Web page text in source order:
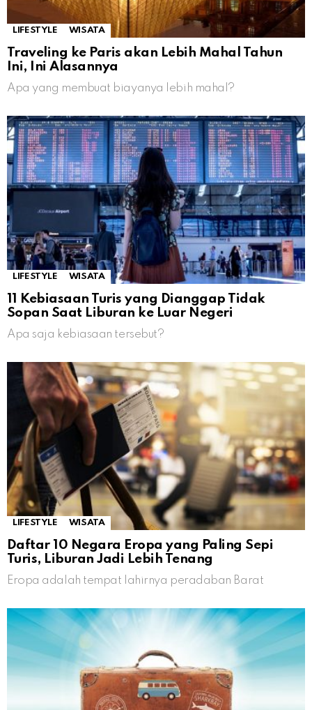
LIFESTYLE WISATA
Traveling ke Paris akan Lebih Mahal Tahun
Ini, Ini Alasannya
Apa yang membuat biayanya lebih mahal?
LIFESTYLE WISATA
11 Kebiasaan Turis yang Dianggap Tidak
Sopan Saat Liburan ke Luar Negeri
Apa saja kebiasaan tersebut?
LIFESTYLE WISATA
Daftar 10 Negara Eropa yang Paling Sepi
Turis, Liburan Jadi Lebih Tenang
Eropa adalah tempat lahirnya peradaban Barat